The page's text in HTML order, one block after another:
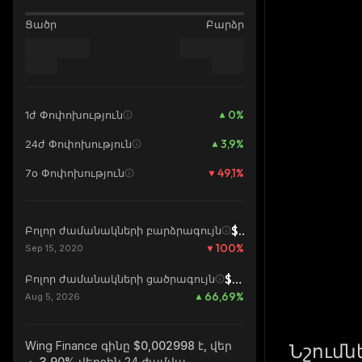
Ցածր Բարձր
1ժ Փոփոխություն 0%
24ժ Փոփոխություն 3,9%
7օ Փոփոխություն 49,1%
Բոլոր ժամանակների բարձրագույն $249,54
Sep 15, 2020 100%
Բոլոր ժամանակների ցածրագույն $0,001799
Aug 5, 2026 66,69%
Wing Finance գինը $0,002998 է, վեր